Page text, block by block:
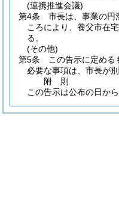
(連携推進会議)
第4条
市長は、事業の円
ころにより、養父市在
る。
(その他)
第5条
この告示に定める
必要な事項は、市長が別
附 則
この告示は公布の日から